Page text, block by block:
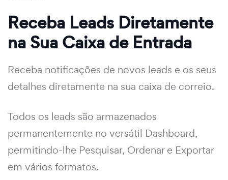
Receba Leads Diretamente
na Sua Caixa de Entrada
Receba notificações de novos leads e os seus
detalhes diretamente na sua caixa de correio.
Todos os leads são armazenados
permanentemente no versátil Dashboard,
permitindo-lhe Pesquisar, Ordenar e Exportar
em vários formatos.